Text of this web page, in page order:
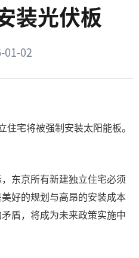
装光伏板
01-02
宅将被强制安装太阳能板。
东京所有新建独立住宅必须
好的规划与高昂的安装成本
盾，将成为未来政策实施中